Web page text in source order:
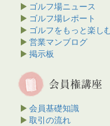
ゴルフ場ニュース
ゴルフ場レポート
ゴルフをもっと楽し
営業マンブログ
掲示板
会員基礎知識
取引の流れ